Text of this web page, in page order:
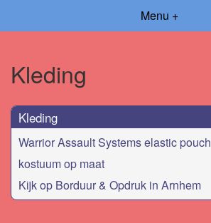
Menu +
Kleding
Kleding
Warrior Assault Systems elastic pouch
kostuum op maat
Kijk op Borduur & Opdruk in Arnhem